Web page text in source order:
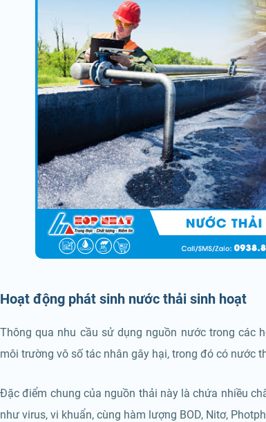
Hoạt động phát sinh nước thải sinh hoạt
Thông qua nhu cầu sử dụng nguồn nước trong các
môi trường vô số tác nhân gây hại, trong đó có nước
Đặc điểm chung của nguồn thải này là chứa nhiều
như virus, vi khuẩn, cùng hàm lượng BOD, Nitơ,